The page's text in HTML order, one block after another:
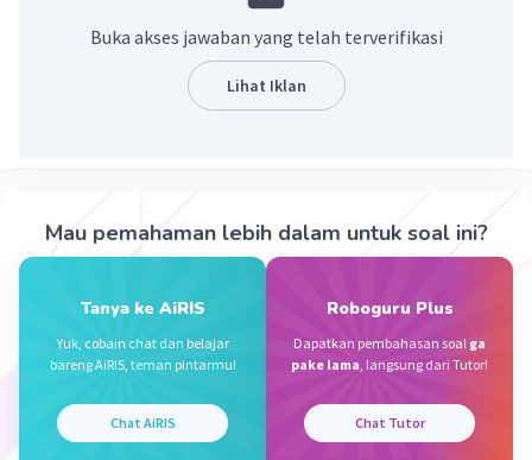
Orang Sakit.
Jangan Sembarang Menyentuh Hidung dan
Beri Rating·0.0 (0) Balas
Kevin L Gold
27 September 2023 09:35
Pencegahan Karena penyebab tonsilitis adalah virus dan
bakteri yang menular, cara terbaik untuk mencegahnya
Buka akses jawaban yang telah terverifikasi
Lihat Iklan
Mau pemahaman lebih dalam untuk soal ini?
Tanya ke AiRIS
Yuk, cobain chat dan belajar
bareng AiRIS, teman pintarmu!
Chat AiRIS
Roboguru Plus
Dapatkan pembahasan soal ga
pake lama, langsung dari Tutor!
Chat Tutor